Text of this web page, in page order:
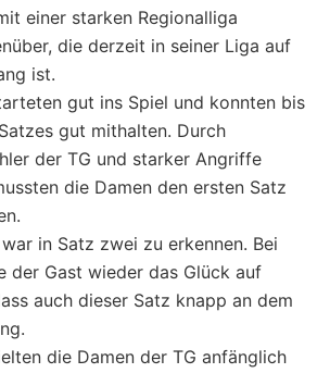
einer starken Regionalliga
die derzeit in seiner Liga auf
ist.
gut ins Spiel und konnten bis
gut mithalten. Durch
der TG und starker Angriffe
die Damen den ersten Satz
in Satz zwei zu erkennen. Bei
der Gast wieder das Glück auf
auch dieser Satz knapp an dem
die Damen der TG anfänglich